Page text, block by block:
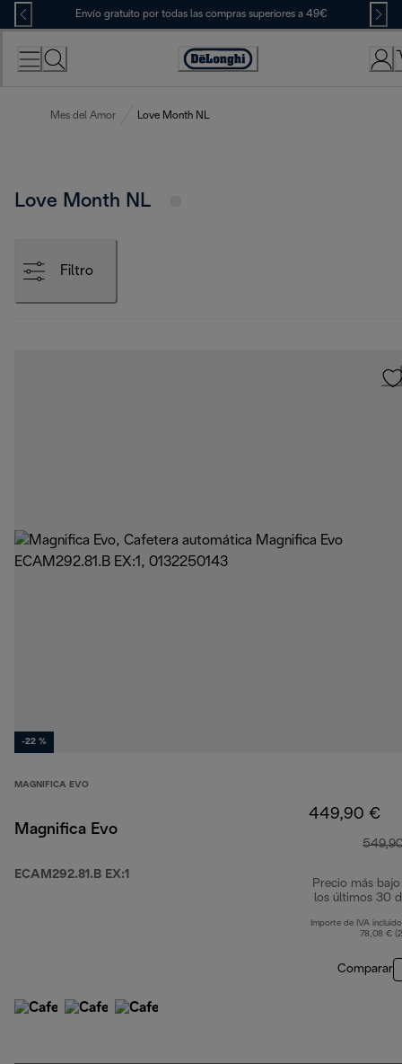
Skip
to
Content
Envío gratuito por todas las compras superiores a 49€
Accessibility
Mes del Amor Love Month NL
Love Month NL
Filtro
-22 %
MAGNIFICA EVO
Magnifica Evo
ECAM292.81.B EX:1
449,90 €
Precio más bajo
los últimos 30
Importe de IVA
78,08 €
Comparar